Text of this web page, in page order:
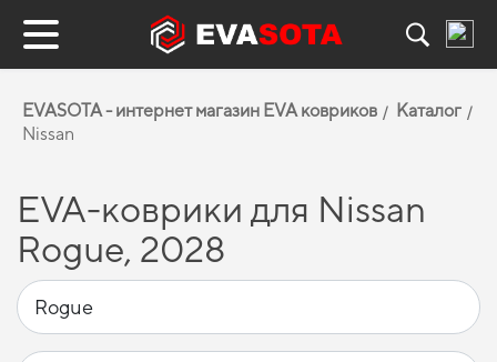
EVASOTA - интернет магазин EVA ковриков
Каталог
Nissan
EVA-коврики для Nissan
Rogue, 2028